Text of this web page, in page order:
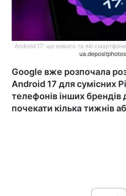
Android 17: що нового та які
Google вже розпочала
Android 17 для сумісних
телефонів інших брендів
почекати кілька тижнів